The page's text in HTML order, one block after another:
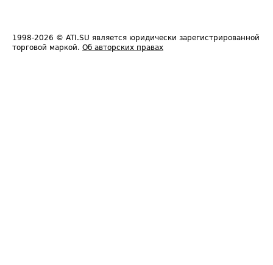
1998-2026 © ATI.SU является юридически зарегистрированной
торговой маркой. Об авторских правах